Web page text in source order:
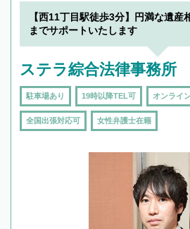
【西11丁目駅徒歩3分】円満な遺産
までサポートいたします
ステラ綜合法律事務所
駐車場あり 19時以降TEL可 オンライ
全国出張対応可 女性弁護士在籍